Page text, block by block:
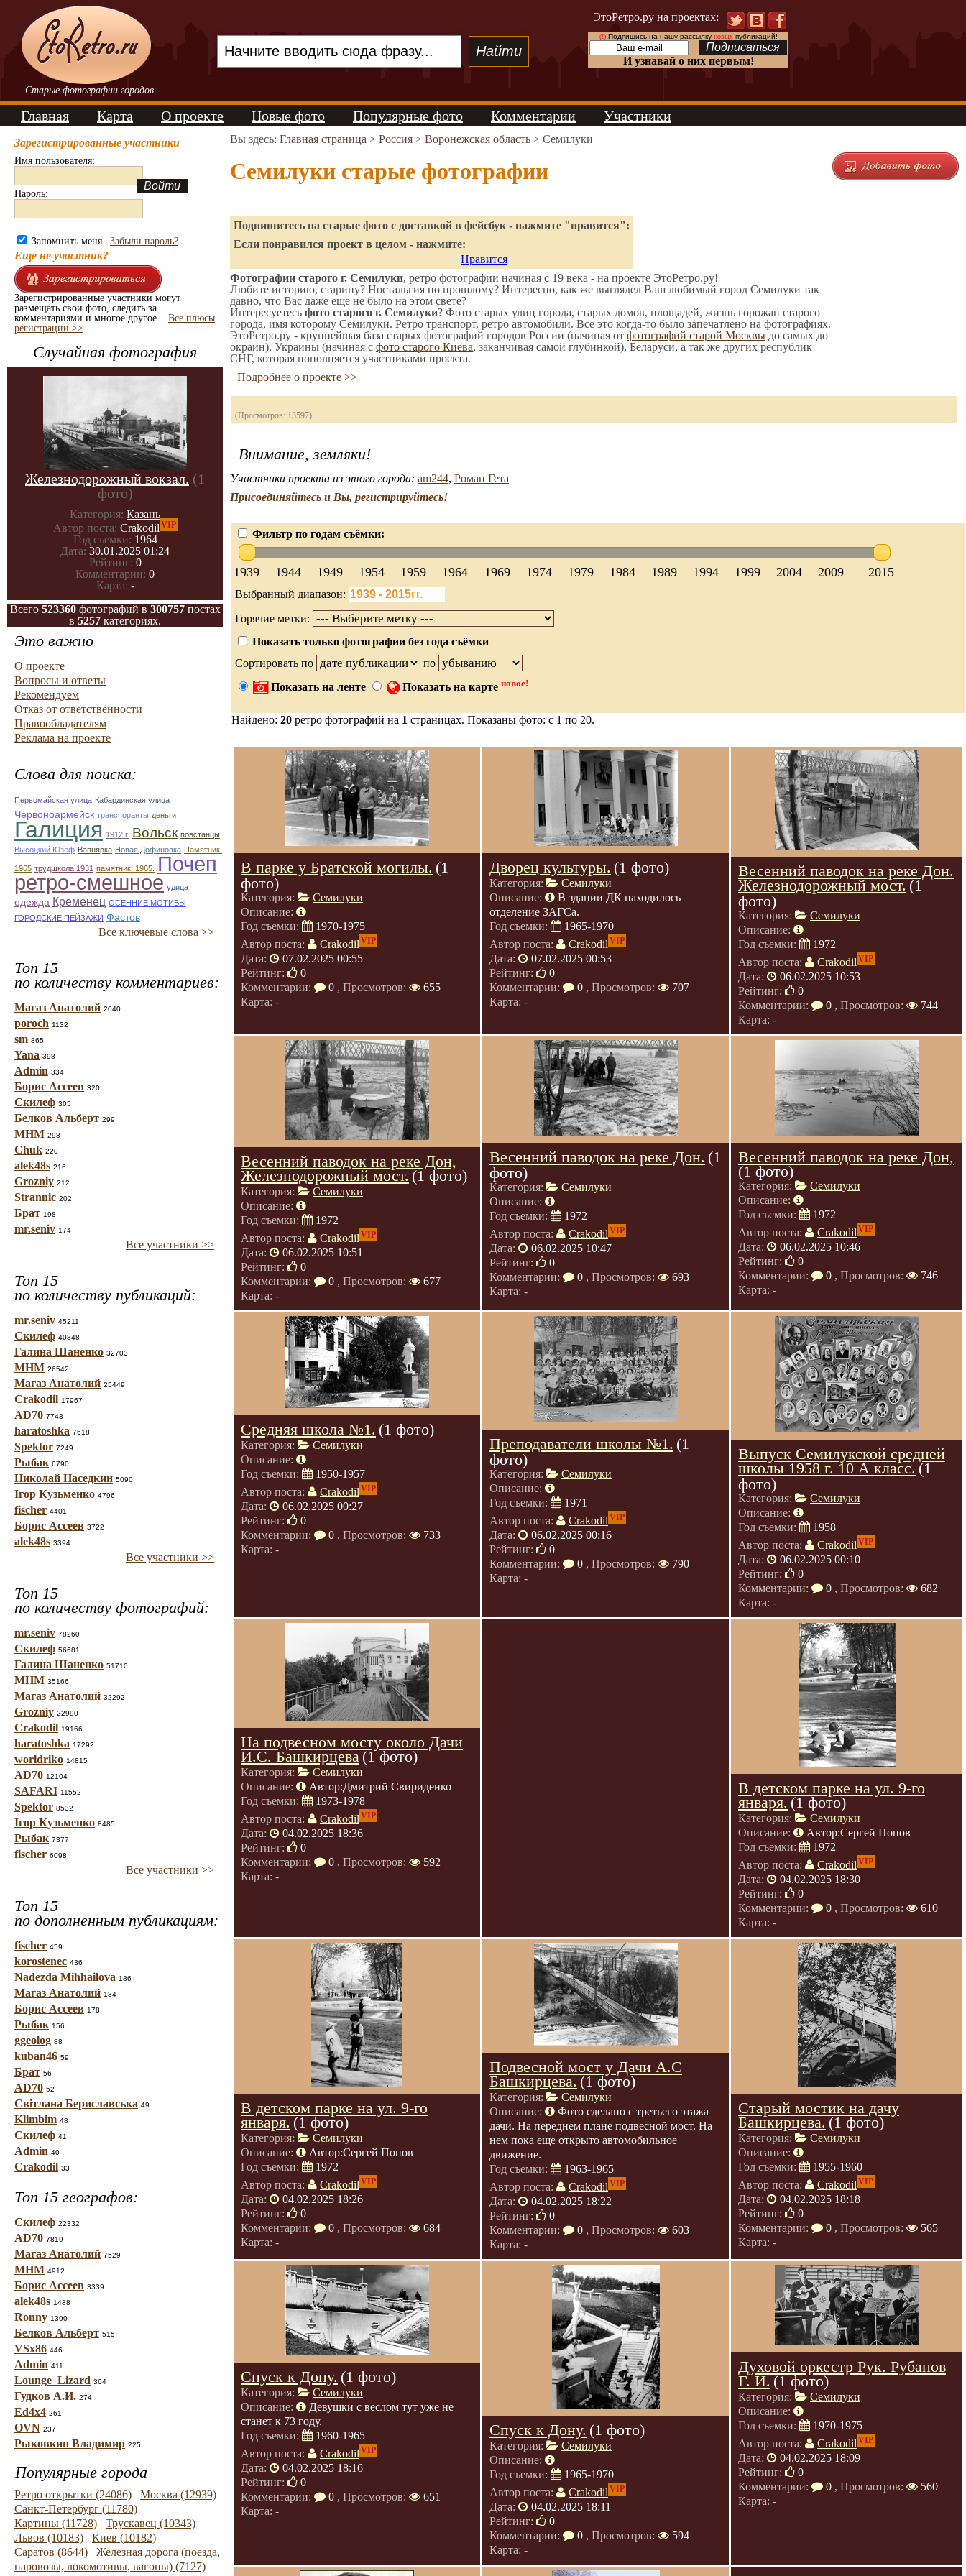
Старые фотографии городов
ЭтоРетро.ру на проектах:
(!)Подпишись на нашу рассылку новыхпубликаций!
И узнавай о них первым!
Главная Карта О проекте Новые фото Популярные фото Комментарии Участники
Зарегистрированные участники
Имя пользователя:
Пароль:
Запомнить меня | Забыли пароль?
Еще не участник?
Зарегистрированные участники могут
размещать свои фото, следить за
комментариями и многое другое... Все плюсы
регистрации >>
Случайная фотография
Железнодорожный вокзал. (1
фото)
Категория: Казань
Автор поста: Crakodil VIP
Год съемки: 1964
Дата: 30.01.2025 01:24
Рейтинг: 0
Комментарии: 0
Карта: -
Всего 523360фотографий в 300757постах
в 5257 категориях.
Это важно
О проекте
Вопросы и ответы
Рекомендуем
Отказ от ответственности
Правообладателям
Реклама на проекте
Слова для поиска:
Первомайская улица Кабардинская улица
Червоноармейск транспоранты деньги
Галиция 1912 г. Вольск повстанцы
Высоцкий Юзеф Вапнярка Новая Дофиновка Памятник.
1965 трудшкола 1931 памятник. 1965. Почеп
ретро-смешное удица
одежда Кременец ОСЕННИЕ МОТИВЫ
ГОРОДСКИЕ ПЕЙЗАЖИ Фастов
Все ключевые слова >>
Топ 15
по количеству комментариев:
Магаз Анатолий 2040
poroch 1132
sm 865
Yana 398
Admin 334
Борис Ассеев 320
Скилеф 305
Белков Альберт 299
МНМ 298
Chuk 220
alek48s 216
Grozniy 212
Strannic 202
Брат 198
mr.seniv 174
Все участники >>
Топ 15
по количеству публикаций:
mr.seniv 45211
Скилеф 40848
Галина Шаненко 32703
МНМ 26542
Магаз Анатолий 25449
Crakodil 17967
AD70 7743
haratoshka 7618
Spektor 7249
Рыбак 6790
Николай Наседкин 5090
Ігор Кузьменко 4796
fischer 4401
Борис Ассеев 3722
alek48s 3394
Все участники >>
Топ 15
по количеству фотографий:
mr.seniv 78260
Скилеф 56681
Галина Шаненко 51710
МНМ 35166
Магаз Анатолий 32292
Grozniy 22990
Crakodil 19166
haratoshka 17292
worldriko 14815
AD70 12104
SAFARI 11552
Spektor 8532
Ігор Кузьменко 8485
Рыбак 7377
fischer 6098
Все участники >>
Топ 15
по дополненным публикациям:
fischer 459
korostenec 436
Nadezda Mihhailova 186
Магаз Анатолий 184
Борис Ассеев 178
Рыбак 156
ggeolog 88
kuban46 59
Брат 56
AD70 52
Світлана Бериславська 49
Klimbim 48
Скилеф 41
Admin 40
Crakodil 33
Топ 15 географов:
Скилеф 22332
AD70 7819
Магаз Анатолий 7529
МНМ 4912
Борис Ассеев 3339
alek48s 1488
Ronny 1390
Белков Альберт 515
VSx86 446
Admin 411
Lounge_Lizard 364
Гудков А.И. 274
Ed4x4 261
OVN 237
Рыковкин Владимир 225
Популярные города
Ретро открытки (24086)
Москва (12939)
Санкт-Петербург (11780)
Картины (11728)
Трускавец (10343)
Львов (10183)
Киев (10182)
Саратов (8644)
Железная дорога (поезда,
паровозы, локомотивы, вагоны) (7127)
Вы здесь: Главная страница > Россия > Воронежская область > Семилуки
Семилуки старые фотографии
Подпишитесь на старые фото с доставкой в фейсбук - нажмите "нравится":
Если понравился проект в целом - нажмите:
Нравится
Фотографии старого г. Семилуки, ретро фотографии начиная с 19 века - на проекте ЭтоРетро.ру!
Любите историю, старину? Ностальгия по прошлому? Интересно, как же выглядел Ваш любимый город Семилуки так
давно, что Вас даже еще не было на этом свете?
Интересуетесь фото старого г. Семилуки? Фото старых улиц города, старых домов, площадей, жизнь горожан старого
города, имя которому Семилуки. Ретро транспорт, ретро автомобили. Все это когда-то было запечатлено на фотографиях.
ЭтоРетро.ру - крупнейшая база старых фотографий городов России (начиная от фотографий старой Москвы до самых до
окраин), Украины (начиная с фото старого Киева, заканчивая самой глубинкой), Беларуси, а так же других республик
СНГ, которая пополняется участниками проекта.
Подробнее о проекте >>
(Просмотров: 13597)
Внимание, земляки!
Участники проекта из этого города: am244, Роман Гета
Присоединяйтесь и Вы, регистрируйтесь!
Фильтр по годам съёмки:
1939 1944 1949 1954 1959 1964 1969 1974 1979 1984 1989 1994 1999 2004 2009 2015
Выбранный диапазон:
Горячие метки:
Показать только фотографии без года съёмки
Сортировать по
по
Показать на ленте
Показать на карте новое!
Найдено: 20 ретро фотографий на 1 страницах. Показаны фото: с 1 по 20.
В парке у Братской могилы. (1
фото)
Категория:
Семилуки
Описание:
Год съемки:
1970-1975
Автор поста:
Crakodil VIP
Дата:
07.02.2025 00:55
Рейтинг:
0
Комментарии:
0 , Просмотров:
655
Карта: -
Дворец культуры. (1 фото)
Категория:
Семилуки
Описание:
В здании ДК находилось
отделение ЗАГСа.
Год съемки:
1965-1970
Автор поста:
Crakodil VIP
Дата:
07.02.2025 00:53
Рейтинг:
0
Комментарии:
0 , Просмотров:
707
Карта: -
Весенний паводок на реке Дон.
Железнодорожный мост.(1
фото)
Категория:
Семилуки
Описание:
Год съемки:
1972
Автор поста:
Crakodil VIP
Дата:
06.02.2025 10:53
Рейтинг:
0
Комментарии:
0 , Просмотров:
744
Карта: -
Весенний паводок на реке Дон,
Железнодорожный мост.(1 фото)
Категория:
Семилуки
Описание:
Год съемки:
1972
Автор поста:
Crakodil VIP
Дата:
06.02.2025 10:51
Рейтинг:
0
Комментарии:
0 , Просмотров:
677
Карта: -
Весенний паводок на реке Дон. (1
фото)
Категория:
Семилуки
Описание:
Год съемки:
1972
Автор поста:
Crakodil VIP
Дата:
06.02.2025 10:47
Рейтинг:
0
Комментарии:
0 , Просмотров:
693
Карта: -
Весенний паводок на реке Дон,
(1 фото)
Категория:
Семилуки
Описание:
Год съемки:
1972
Автор поста:
Crakodil VIP
Дата:
06.02.2025 10:46
Рейтинг:
0
Комментарии:
0 , Просмотров:
746
Карта: -
Средняя школа №1. (1 фото)
Категория:
Семилуки
Описание:
Год съемки:
1950-1957
Автор поста:
Crakodil VIP
Дата:
06.02.2025 00:27
Рейтинг:
0
Комментарии:
0 , Просмотров:
733
Карта: -
Преподаватели школы №1. (1
фото)
Категория:
Семилуки
Описание:
Год съемки:
1971
Автор поста:
Crakodil VIP
Дата:
06.02.2025 00:16
Рейтинг:
0
Комментарии:
0 , Просмотров:
790
Карта: -
Выпуск Семилукской средней
школы 1958 г. 10 А класс. (1
фото)
Категория:
Семилуки
Описание:
Год съемки:
1958
Автор поста:
Crakodil VIP
Дата:
06.02.2025 00:10
Рейтинг:
0
Комментарии:
0 , Просмотров:
682
Карта: -
На подвесном мосту около Дачи
И.С. Башкирцева(1 фото)
Категория:
Семилуки
Описание:
Автор:Дмитрий Свириденко
Год съемки:
1973-1978
Автор поста:
Crakodil VIP
Дата:
04.02.2025 18:36
Рейтинг:
0
Комментарии:
0 , Просмотров:
592
Карта: -
В детском парке на ул. 9-го
января.(1 фото)
Категория:
Семилуки
Описание:
Автор:Сергей Попов
Год съемки:
1972
Автор поста:
Crakodil VIP
Дата:
04.02.2025 18:30
Рейтинг:
0
Комментарии:
0 , Просмотров:
610
Карта: -
В детском парке на ул. 9-го
января.(1 фото)
Категория:
Семилуки
Описание:
Автор:Сергей Попов
Год съемки:
1972
Автор поста:
Crakodil VIP
Дата:
04.02.2025 18:26
Рейтинг:
0
Комментарии:
0 , Просмотров:
684
Карта: -
Подвесной мост у Дачи А.С
Башкирцева.(1 фото)
Категория:
Семилуки
Описание:
Фото сделано с третьего этажа
дачи. На переднем плане подвесной мост. На
нем пока еще открыто автомобильное
движение.
Год съемки:
1963-1965
Автор поста:
Crakodil VIP
Дата:
04.02.2025 18:22
Рейтинг:
0
Комментарии:
0 , Просмотров:
603
Карта: -
Старый мостик на дачу
Башкирцева.(1 фото)
Категория:
Семилуки
Описание:
Год съемки:
1955-1960
Автор поста:
Crakodil VIP
Дата:
04.02.2025 18:18
Рейтинг:
0
Комментарии:
0 , Просмотров:
565
Карта: -
Спуск к Дону. (1 фото)
Категория:
Семилуки
Описание:
Девушки с веслом тут уже не
станет к 73 году.
Год съемки:
1960-1965
Автор поста:
Crakodil VIP
Дата:
04.02.2025 18:16
Рейтинг:
0
Комментарии:
0 , Просмотров:
651
Карта: -
Спуск к Дону. (1 фото)
Категория:
Семилуки
Описание:
Год съемки:
1965-1970
Автор поста:
Crakodil VIP
Дата:
04.02.2025 18:11
Рейтинг:
0
Комментарии:
0 , Просмотров:
594
Карта: -
Духовой оркестр Рук. Рубанов
Г. И.(1 фото)
Категория:
Семилуки
Описание:
Год съемки:
1970-1975
Автор поста:
Crakodil VIP
Дата:
04.02.2025 18:09
Рейтинг:
0
Комментарии:
0 , Просмотров:
560
Карта: -